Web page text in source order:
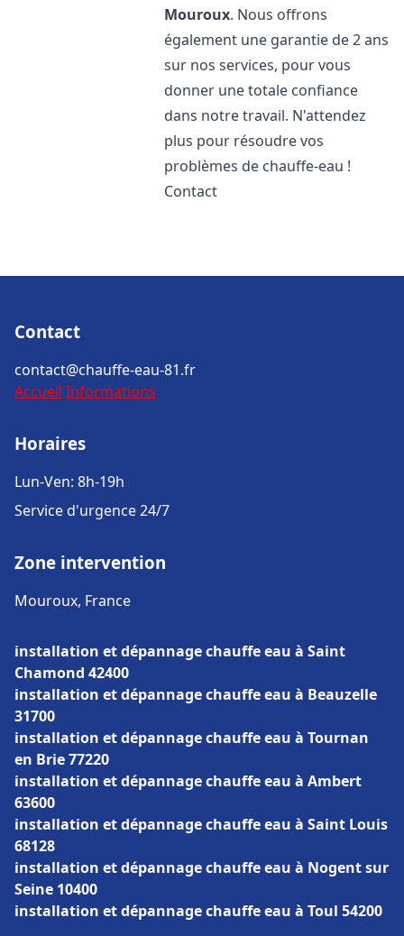
Mouroux. Nous offrons
également une garantie de 2 ans
sur nos services, pour vous
donner une totale confiance
dans notre travail. N'attendez
plus pour résoudre vos
problèmes de chauffe-eau !
Contact
Contact
contact@chauffe-eau-81.fr
Accueil Informations
Horaires
Lun-Ven: 8h-19h
Service d'urgence 24/7
Zone intervention
Mouroux, France
installation et dépannage chauffe eau à Saint
Chamond 42400
installation et dépannage chauffe eau à Beauzelle
31700
installation et dépannage chauffe eau à Tournan
en Brie 77220
installation et dépannage chauffe eau à Ambert
63600
installation et dépannage chauffe eau à Saint Louis
68128
installation et dépannage chauffe eau à Nogent sur
Seine 10400
installation et dépannage chauffe eau à Toul 54200